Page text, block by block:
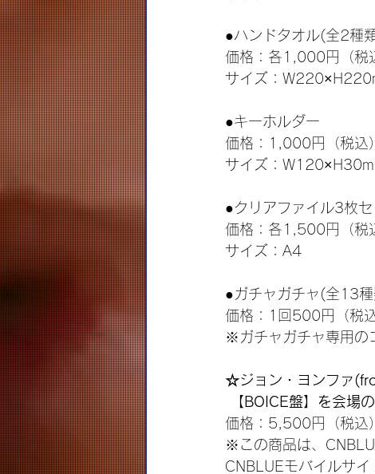
●ハンドタオル(全2種
価格：各1,000円（税
サイズ：
●キーホルダー
価格：1,000円（税込）
サイズ：
●クリアファイル3枚
価格：各1,500円（税
サイズ：A4
●ガチャガチャ(全13
価格：1回500円（税込
※ガチャガチャ専用の
☆ジョン・ヨンファ
【BOICE盤】を会場
価格：5,500円（税込）
※この商品は、
CNBLUEモバイルサ